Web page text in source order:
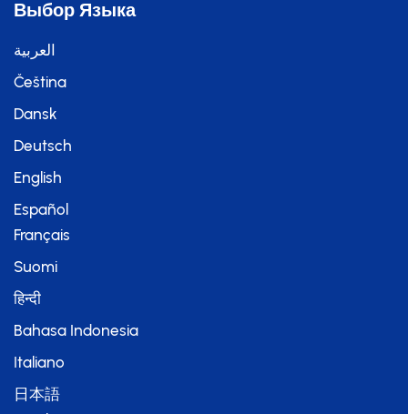
Выбор Языка
العربية
Čeština
Dansk
Deutsch
English
Español
Français
Suomi
हिन्दी
Bahasa Indonesia
Italiano
日本語